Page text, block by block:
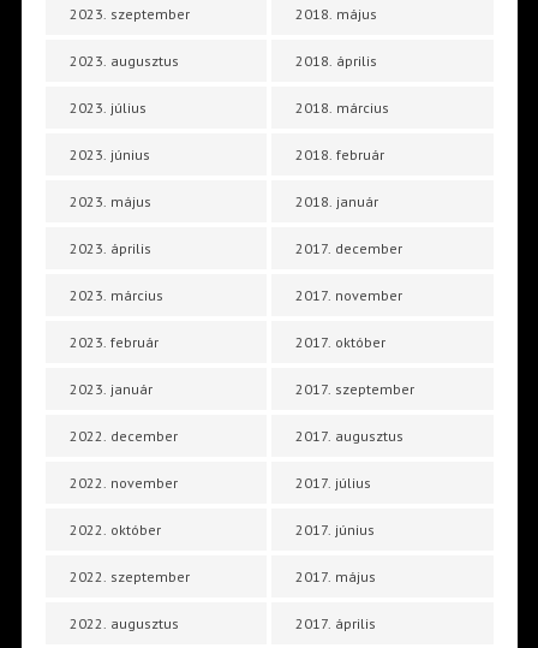
2023. szeptember
2023. augusztus
2023. július
2023. június
2023. május
2023. április
2023. március
2023. február
2023. január
2022. december
2022. november
2022. október
2022. szeptember
2022. augusztus
2018. május
2018. április
2018. március
2018. február
2018. január
2017. december
2017. november
2017. október
2017. szeptember
2017. augusztus
2017. július
2017. június
2017. május
2017. április